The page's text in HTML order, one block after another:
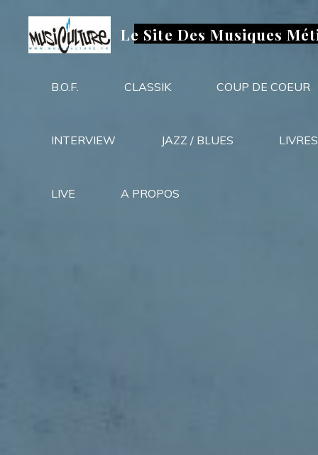
contenu
Le Site Des Musiques
B.O.F. CLASSIK COUP DE COEUR
INTERVIEW JAZZ / BLUES LIVRES
LIVE A PROPOS